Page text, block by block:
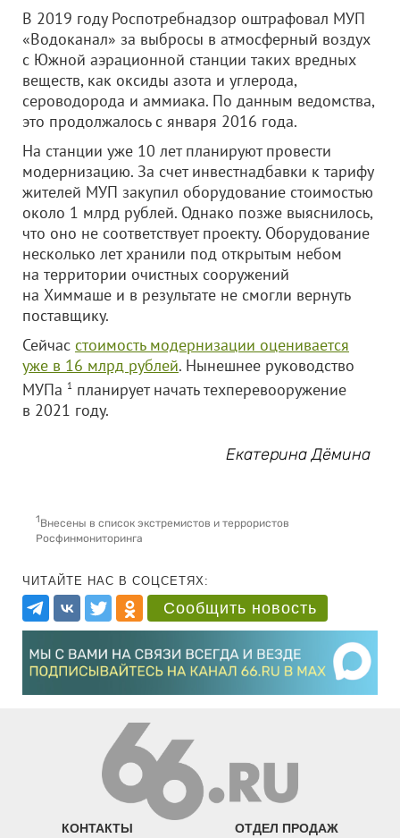
В 2019 году Роспотребнадзор оштрафовал МУП
«Водоканал» за выбросы в атмосферный воздух
с Южной аэрационной станции таких вредных
веществ, как оксиды азота и углерода,
сероводорода и аммиака. По данным ведомства,
это продолжалось с января 2016 года.
На станции уже 10 лет планируют провести
модернизацию. За счет инвестнадбавки к тарифу
жителей МУП закупил оборудование стоимостью
около 1 млрд рублей. Однако позже выяснилось,
что оно не соответствует проекту. Оборудование
несколько лет хранили под открытым небом
на территории очистных сооружений
на Химмаше и в результате не смогли вернуть
поставщику.
Сейчас стоимость модернизации оценивается
уже в 16 млрд рублей. Нынешнее руководство
МУПа 1 планирует начать техперевооружение
в 2021 году.
Екатерина Дёмина
1Внесены в список экстремистов и террористов
Росфинмониторинга
ЧИТАЙТЕ НАС В СОЦСЕТЯХ:
Сообщить новость
КОНТАКТЫ ОТДЕЛ ПРОДАЖ